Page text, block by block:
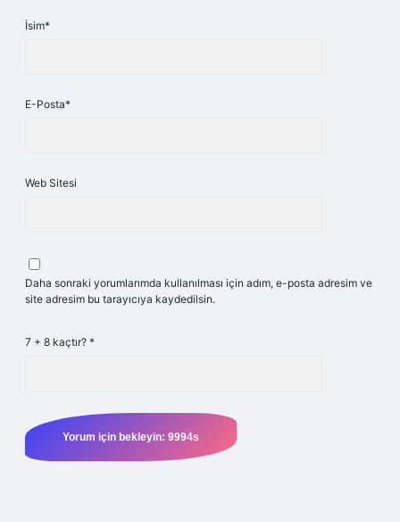
İsim*
E-Posta*
Web Sitesi
Daha sonraki yorumlarımda kullanılması için adım, e-posta adresim ve
site adresim bu tarayıcıya kaydedilsin.
7 + 8 kaçtır? *